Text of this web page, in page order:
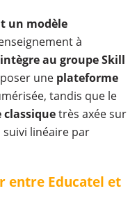
un modèle
à
au groupe Skill
une plateforme
tandis que le
classiquetrès axée sur
linéaire par
entre Educatel et